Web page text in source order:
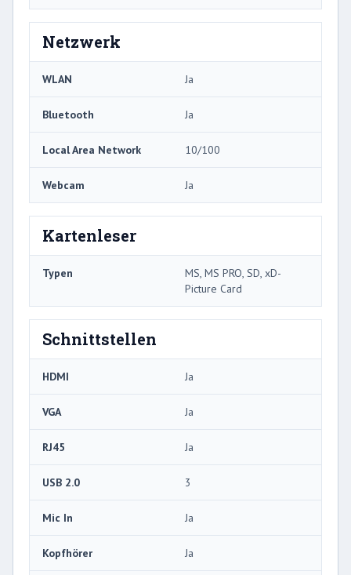
Netzwerk
WLAN Ja
Bluetooth Ja
Local Area Network 10/100
Webcam Ja
Kartenleser
Typen
MS, MS PRO, SD, xD-
Picture Card
Schnittstellen
HDMI Ja
VGA Ja
RJ45 Ja
USB 2.0 3
Mic In Ja
Kopfhörer Ja